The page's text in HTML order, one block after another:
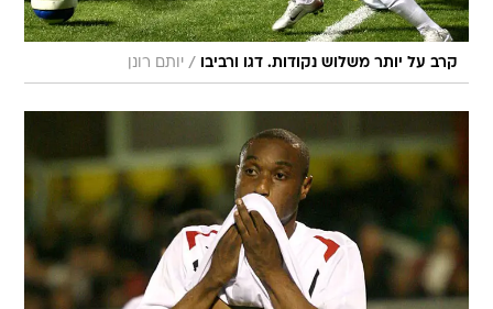
קרב על יותר משלוש נקודות. דגו ורביבו / יותם רונן